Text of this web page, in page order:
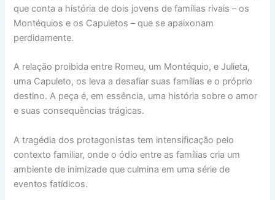
que conta a história de dois jovens de famílias rivais – os
Montéquios e os Capuletos – que se apaixonam
perdidamente.
A relação proibida entre Romeu, um Montéquio, e Julieta,
uma Capuleto, os leva a desafiar suas famílias e o próprio
destino. A peça é, em essência, uma história sobre o amor
e suas consequências trágicas.
A tragédia dos protagonistas tem intensificação pelo
contexto familiar, onde o ódio entre as famílias cria um
ambiente de inimizade que culmina em uma série de
eventos fatídicos.